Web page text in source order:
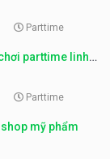
Parttime
parttime linh
Parttime
mỹ phẩm